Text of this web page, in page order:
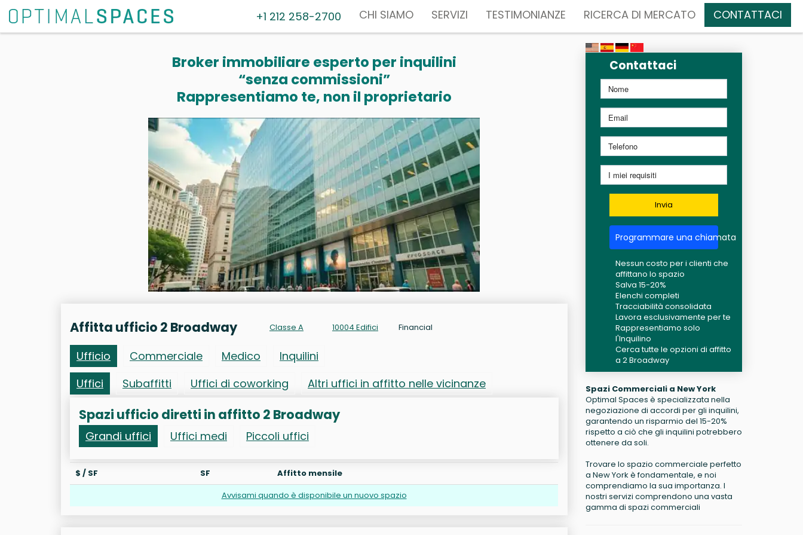
+1 212 258-2700 CHI SIAMO SERVIZI TESTIMONIANZE RICERCA DI MERCATO CONTATTACI
Broker immobiliare esperto per inquilini
“senza commissioni”
Rappresentiamo te, non il proprietario
Affitta ufficio 2 Broadway Classe A 10004 Edifici Financial
Ufficio Commerciale Medico
Inquilini
Uffici
Subaffitti Uffici di coworking Altri uffici in affitto nelle vicinanze
Spazi ufficio diretti in affitto 2 Broadway
Grandi uffici Uffici medi Piccoli uffici
$ / SF SF
Affitto mensile
Avvisami quando è disponibile un nuovo spazio
Contattaci
Invia
Programmare una chiamata
Nessun costo per i clienti che
affittano lo spazio
Salva 15-20%
Elenchi completi
Tracciabilità consolidata
Lavora esclusivamente per te
Rappresentiamo solo
l'Inquilino
Cerca tutte le opzioni di affitto
a 2 Broadway
Spazi Commerciali a New York
Optimal Spaces è specializzata nella
negoziazione di accordi per gli inquilini,
garantendo un risparmio del 15-20%
rispetto a ciò che gli inquilini potrebbero
ottenere da soli.
Trovare lo spazio commerciale perfetto
a New York è fondamentale, e noi
comprendiamo la sua importanza. I
nostri servizi comprendono una vasta
gamma di spazi commerciali